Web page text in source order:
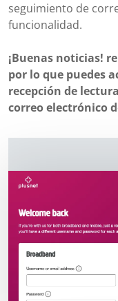
seguimiento de
funcionalidad.
¡Buenas noticias!
por lo que puedes
recepción de
correo electrónico